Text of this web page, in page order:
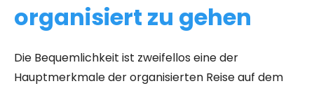
organisiert zu gehen
Die Bequemlichkeit ist zweifellos eine der
Hauptmerkmale der organisierten Reise auf dem